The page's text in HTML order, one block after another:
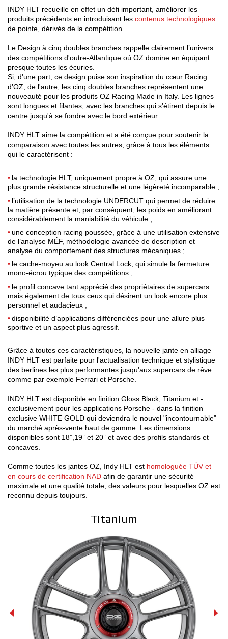
INDY HLT recueille en effet un défi important, améliorer les
produits précédents en introduisant les contenus technologiques
de pointe, dérivés de la compétition.
Le Design à cinq doubles branches rappelle clairement l’univers
des compétitions d'outre-Atlantique où OZ domine en équipant
presque toutes les écuries.
Si, d'une part, ce design puise son inspiration du cœur Racing
d’OZ, de l'autre, les cinq doubles branches représentent une
nouveauté pour les produits OZ Racing Made in Italy. Les lignes
sont longues et filantes, avec les branches qui s'étirent depuis le
centre jusqu'à se fondre avec le bord extérieur.
INDY HLT aime la compétition et a été conçue pour soutenir la
comparaison avec toutes les autres, grâce à tous les éléments
qui le caractérisent :
la technologie HLT, uniquement propre à OZ, qui assure une
plus grande résistance structurelle et une légèreté incomparable ;
l’utilisation de la technologie UNDERCUT qui permet de réduire
la matière présente et, par conséquent, les poids en améliorant
considérablement la maniabilité du véhicule ;
une conception racing poussée, grâce à une utilisation extensive
de l’analyse MÉF, méthodologie avancée de description et
analyse du comportement des structures mécaniques ;
le cache-moyeu au look Central Lock, qui simule la fermeture
mono-écrou typique des compétitions ;
le profil concave tant apprécié des propriétaires de supercars
mais également de tous ceux qui désirent un look encore plus
personnel et audacieux ;
disponibilité d’applications différenciées pour une allure plus
sportive et un aspect plus agressif.
Grâce à toutes ces caractéristiques, la nouvelle jante en alliage
INDY HLT est parfaite pour l'actualisation technique et stylistique
des berlines les plus performantes jusqu'aux supercars de rêve
comme par exemple Ferrari et Porsche.
INDY HLT est disponible en finition Gloss Black, Titanium et -
exclusivement pour les applications Porsche - dans la finition
exclusive WHITE GOLD qui deviendra le nouvel "incontournable"
du marché après-vente haut de gamme. Les dimensions
disponibles sont 18”,19” et 20” et avec des profils standards et
concaves.
Comme toutes les jantes OZ, Indy HLT est homologuée TÜV et
en cours de certification NAD afin de garantir une sécurité
maximale et une qualité totale, des valeurs pour lesquelles OZ est
reconnu depuis toujours.
Titanium